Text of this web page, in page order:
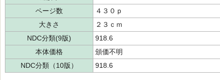
ページ数
４３０ｐ
大きさ
２３ｃｍ
NDC分類(9版)
918.6
本体価格
頒価不明
NDC分類（10版）
918.6